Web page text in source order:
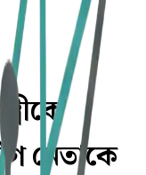
নেতাকে